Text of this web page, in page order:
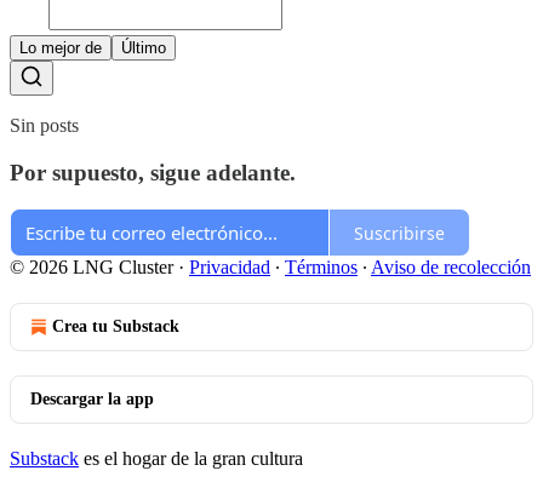
Lo mejor de Último
Sin posts
Por supuesto, sigue adelante.
Suscribirse
© 2026 LNG Cluster· Privacidad ∙ Términos ∙ Aviso de recolección
Crea tu Substack
Descargar la app
Substack es el hogar de la gran cultura